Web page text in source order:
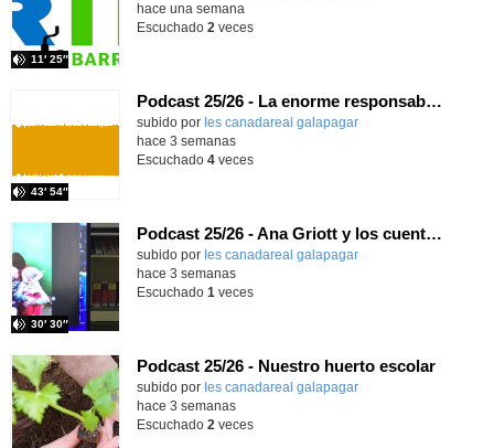
11′ 25″
hace una semana
Escuchado 2 veces
Podcast 25/26 - La enorme responsabilidad de ser juez
subido por Ies canadareal galapagar
43′ 54″
-
hace 3 semanas
Escuchado 4veces
Podcast 25/26 - Ana Griott y los cuentos de las voces olvidadas
subido por Ies canadareal galapagar
30′ 30″
-
hace 3 semanas
Escuchado 1 veces
Podcast 25/26 - Nuestro huerto escolar
subido por Ies canadareal galapagar-
hace 3 semanas
Escuchado 2 veces